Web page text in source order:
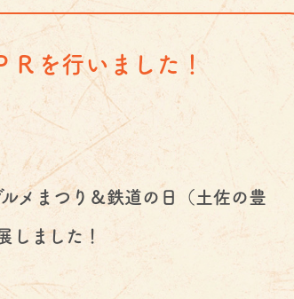
Ｒを行いました！
メまつり＆鉄道の日（土佐の豊
しました！